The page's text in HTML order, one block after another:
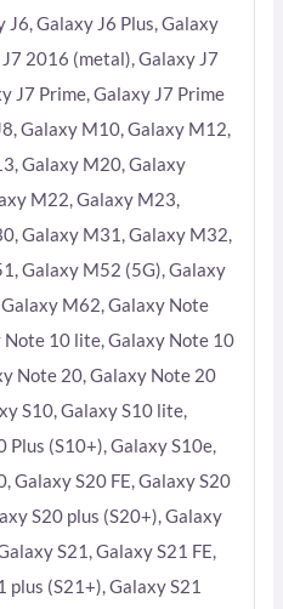
J6, Galaxy J6 Plus, Galaxy
J7 2016 (metal), Galaxy J7
J7 Prime, Galaxy J7 Prime
Galaxy M10, Galaxy M12,
Galaxy M20, Galaxy
M22, Galaxy M23,
Galaxy M31, Galaxy M32,
Galaxy M52 (5G), Galaxy
M62, Galaxy Note
Note 10 lite, Galaxy Note 10
Note 20, Galaxy Note 20
S10, Galaxy S10 lite,
Plus (S10+), Galaxy S10e,
Galaxy S20 FE, Galaxy S20
S20 plus (S20+), Galaxy
S21, Galaxy S21 FE,
plus (S21+), Galaxy S21